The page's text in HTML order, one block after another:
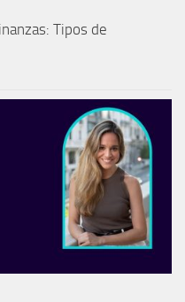
Tipos de